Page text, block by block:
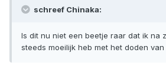
schreef Chinaka:
Is dit nu niet een beetje raar dat ik na
steeds moeilijk heb met het doden van